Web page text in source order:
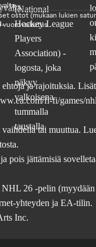
ostot (mukaan lukien
vuorovaikutus
ja rajoituksia.
fi-fi/games/
tai muuttua.
pois jättämisiä
26 -pelin
yhteyden ja EA-tilin.
Inc.